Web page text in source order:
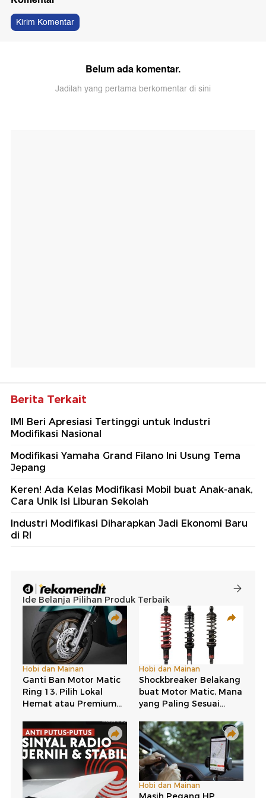
Kirim Komentar
Belum ada komentar.
Jadilah yang pertama berkomentar di sini
Berita Terkait
IMI Beri Apresiasi Tertinggi untuk Industri
Modifikasi Nasional
Modifikasi Yamaha Grand Filano Ini Usung Tema
Jepang
Keren! Ada Kelas Modifikasi Mobil buat Anak-anak,
Cara Unik Isi Liburan Sekolah
Industri Modifikasi Diharapkan Jadi Ekonomi Baru
di RI